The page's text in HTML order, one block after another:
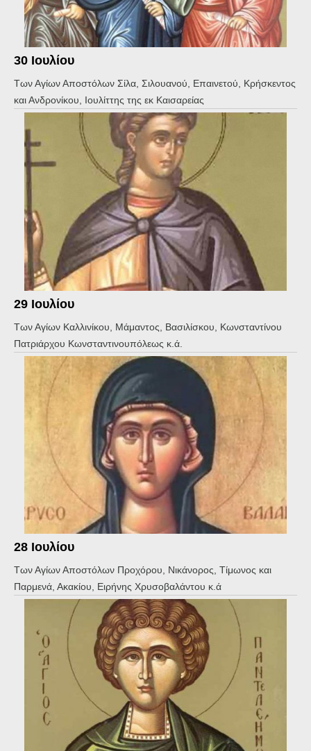
30 Ιουλίου
Των Αγίων Αποστόλων Σίλα, Σιλουανού, Επαινετού, Κρήσκεντος
και Ανδρονίκου, Ιουλίττης της εκ Καισαρείας
29 Ιουλίου
Των Αγίων Καλλινίκου, Μάμαντος, Βασιλίσκου, Κωνσταντίνου
Πατριάρχου Κωνσταντινουπόλεως κ.ά.
28 Ιουλίου
Των Αγίων Αποστόλων Προχόρου, Νικάνορος, Τίμωνος και
Παρμενά, Ακακίου, Ειρήνης Χρυσοβαλάντου κ.ά